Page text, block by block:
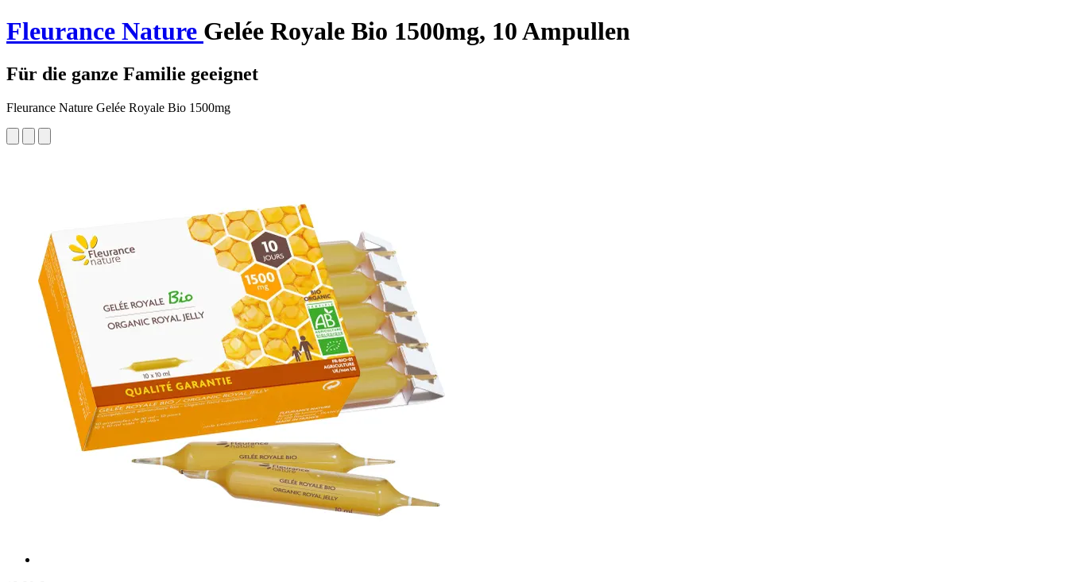
Fleurance Nature Gelée Royale Bio 1500mg, 10 Ampullen
Für die ganze Familie geeignet
Fleurance Nature Gelée Royale Bio 1500mg